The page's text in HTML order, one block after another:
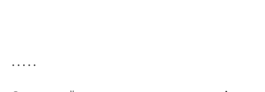
. . . . .